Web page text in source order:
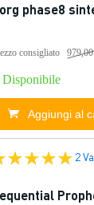
phase8
consigliato
Disponibile
Aggiungi al
2